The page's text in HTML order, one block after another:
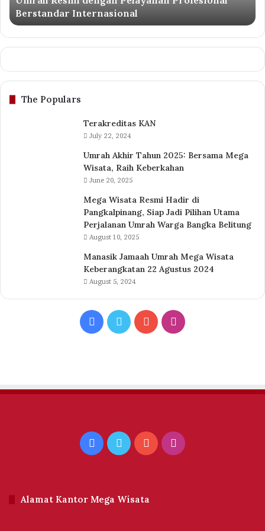
Pelayanan
Profesional
Berstandar
Internasional
Berstandar Internasional
The Populars
Terakreditas KAN
July 22, 2024
Umrah Akhir Tahun 2025: Bersama Mega
Wisata, Raih Keberkahan
June 20, 2025
Mega Wisata Resmi Hadir di
Pangkalpinang, Siap Jadi Pilihan Utama
Perjalanan Umrah Warga Bangka Belitung
August 10, 2025
Manasik Jamaah Umrah Mega Wisata
Keberangkatan 22 Agustus 2024
August 5, 2024
FacebookTwitterYouTubeInstagram
FacebookTwitterYouTubeInstagram
Alamat Kantor Mega Wisata